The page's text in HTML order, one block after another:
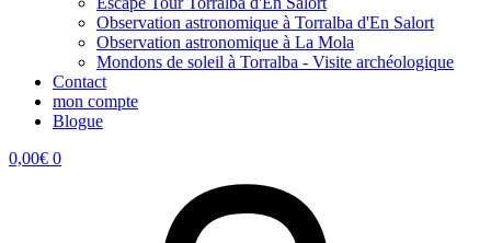
Observation astronomique à Torralba d'En Salort
Observation astronomique à La Mola
Mondons de soleil à Torralba - Visite archéologique
Contact
mon compte
Blogue
0,00€ 0